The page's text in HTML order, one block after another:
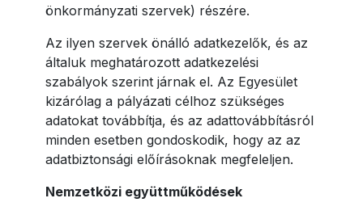
önkormányzati szervek) részére.
Az ilyen szervek önálló adatkezelők, és az
általuk meghatározott adatkezelési
szabályok szerint járnak el. Az Egyesület
kizárólag a pályázati célhoz szükséges
adatokat továbbítja, és az adattovábbításról
minden esetben gondoskodik, hogy az az
adatbiztonsági előírásoknak megfeleljen.
Nemzetközi együttműködések